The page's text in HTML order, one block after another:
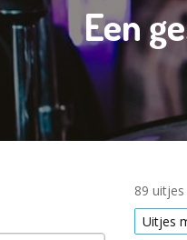
Een
89
Uitjes